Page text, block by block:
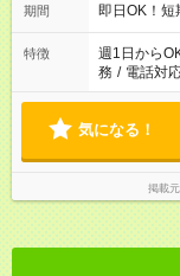
期間 即日OK！
特徴 週1日から
務 / 電話対
気になる！
掲載